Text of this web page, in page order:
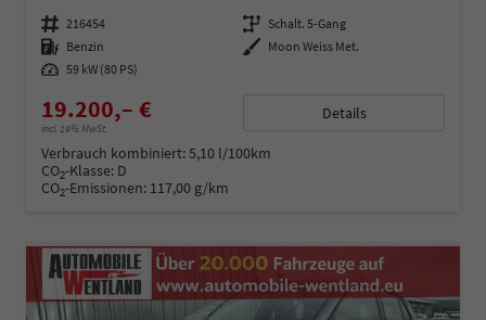
Fahrzeugnummer 216454 Getriebe Schalt. 5-Gang
Kraftstoff Benzin Außenfarbe Moon Weiss Met.
Leistung 59 kW (80 PS)
19.200,– €
incl. 19% MwSt.
Details
Verbrauch kombiniert:5,10 l/100km
CO2-Klasse: D
CO2-Emissionen: 117,00 g/km